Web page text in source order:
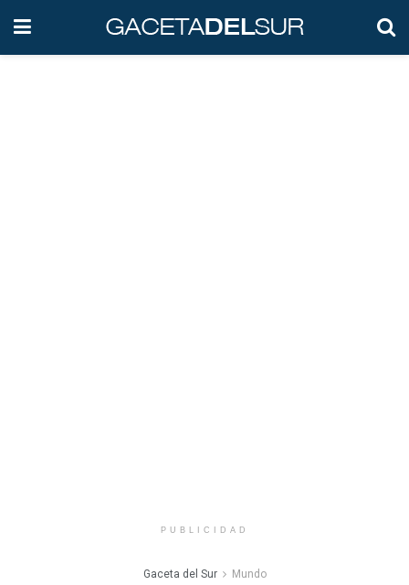
PUBLICIDAD
Gaceta del Sur Mundo